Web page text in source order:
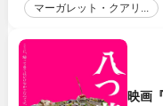
マーガレット・クアリ...
映画